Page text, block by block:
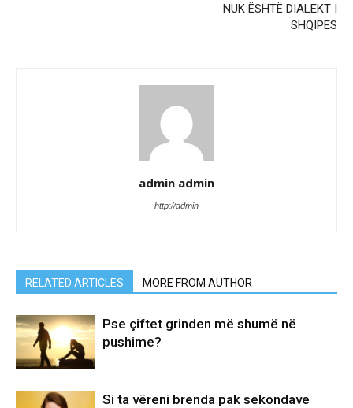
NUK ËSHTË DIALEKT I
SHQIPES
admin admin
http://admin
RELATED ARTICLES MORE FROM AUTHOR
Pse çiftet grinden më shumë në
pushime?
Si ta vëreni brenda pak sekondave